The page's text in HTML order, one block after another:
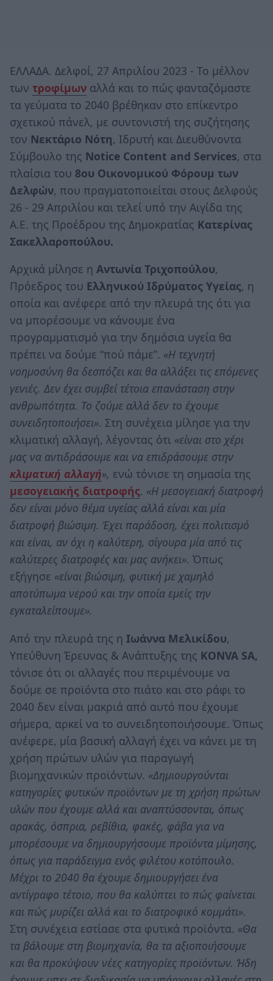
ΕΛΛΑΔΑ. Δελφοί, 27 Απριλίου 2023 - Το μέλλον
των τροφίμων αλλά και το πώς φανταζόμαστε
τα γεύματα το 2040 βρέθηκαν στο επίκεντρο
σχετικού πάνελ, με συντονιστή της συζήτησης
τον Νεκτάριο Νότη, Ιδρυτή και Διευθύνοντα
Σύμβουλο της Notice Content and Services, στα
πλαίσια του 8ου Οικονομικού Φόρουμ των
Δελφών, που πραγματοποιείται στους Δελφούς
26 - 29 Απριλίου και τελεί υπό την Αιγίδα της
Α.Ε. της Προέδρου της Δημοκρατίας Κατερίνας
Σακελλαροπούλου.
Αρχικά μίλησε η Αντωνία Τριχοπούλου,
Πρόεδρος του Ελληνικού Ιδρύματος Υγείας, η
οποία και ανέφερε από την πλευρά της ότι για
να μπορέσουμε να κάνουμε ένα
προγραμματισμό για την δημόσια υγεία θα
πρέπει να δούμε “πού πάμε”. «Η τεχνητή
νοημοσύνη θα δεσπόζει και θα αλλάξει τις επόμενες
γενιές. Δεν έχει συμβεί τέτοια επανάσταση στην
ανθρωπότητα. Το ζούμε αλλά δεν το έχουμε
συνειδητοποιήσει». Στη συνέχεια μίλησε για την
κλιματική αλλαγή, λέγοντας ότι «είναι στο χέρι
μας να αντιδράσουμε και να επιδράσουμε στην
κλιματική αλλαγή», ενώ τόνισε τη σημασία της
μεσογειακής διατροφής. «Η μεσογειακή διατροφή
δεν είναι μόνο θέμα υγείας αλλά είναι και μία
διατροφή βιώσιμη. Έχει παράδοση, έχει πολιτισμό
και είναι, αν όχι η καλύτερη, σίγουρα μία από τις
καλύτερες διατροφές και μας ανήκει». Όπως
εξήγησε «είναι βιώσιμη, φυτική με χαμηλό
αποτύπωμα νερού και την οποία εμείς την
εγκαταλείπουμε».
Από την πλευρά της η Ιωάννα Μελικίδου,
Υπεύθυνη Έρευνας & Ανάπτυξης της KONVA SA,
τόνισε ότι οι αλλαγές που περιμένουμε να
δούμε σε προϊόντα στο πιάτο και στο ράφι το
2040 δεν είναι μακριά από αυτό που έχουμε
σήμερα, αρκεί να το συνειδητοποιήσουμε. Όπως
ανέφερε, μία βασική αλλαγή έχει να κάνει με τη
χρήση πρώτων υλών για παραγωγή
βιομηχανικών προϊόντων. «Δημιουργούνται
κατηγορίες φυτικών προϊόντων με τη χρήση πρώτων
υλών που έχουμε αλλά και αναπτύσσονται, όπως
αρακάς, όσπρια, ρεβίθια, φακές, φάβα για να
μπορέσουμε να δημιουργήσουμε προϊόντα μίμησης,
όπως για παράδειγμα ενός φιλέτου κοτόπουλο.
Μέχρι το 2040 θα έχουμε δημιουργήσει ένα
αντίγραφο τέτοιο, που θα καλύπτει το πώς φαίνεται
και πώς μυρίζει αλλά και το διατροφικό κομμάτι».
Στη συνέχεια εστίασε στα φυτικά προϊόντα. «Θα
τα βάλουμε στη βιομηχανία, θα τα αξιοποιήσουμε
και θα προκύψουν νέες κατηγορίες προϊόντων. Ήδη